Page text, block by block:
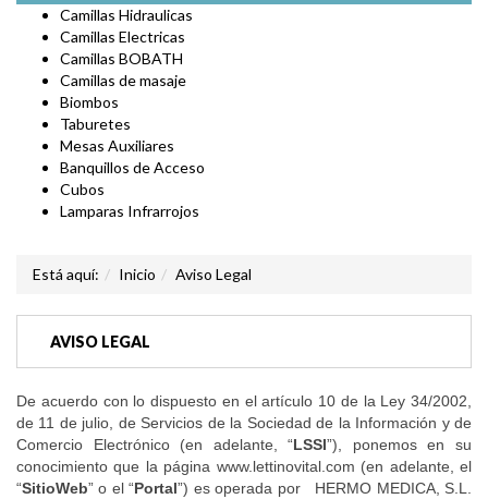
Camillas Hidraulicas
Camillas Electricas
Camillas BOBATH
Camillas de masaje
Biombos
Taburetes
Mesas Auxiliares
Banquillos de Acceso
Cubos
Lamparas Infrarrojos
Está aquí: Inicio Aviso Legal
AVISO LEGAL
De acuerdo con lo dispuesto en el artículo 10 de la Ley 34/2002,
de 11 de julio, de Servicios de la Sociedad de la Información y de
Comercio Electrónico (en adelante, “LSSI”), ponemos en su
conocimiento que la página www.lettinovital.com (en adelante, el
“SitioWeb” o el “Portal”) es operada por HERMO MEDICA, S.L.